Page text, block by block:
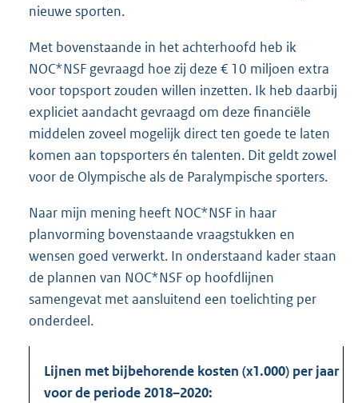
nieuwe sporten.
Met bovenstaande in het achterhoofd heb ik
NOC*NSF gevraagd hoe zij deze € 10 miljoen extra
voor topsport zouden willen inzetten. Ik heb daarbij
expliciet aandacht gevraagd om deze financiële
middelen zoveel mogelijk direct ten goede te laten
komen aan topsporters én talenten. Dit geldt zowel
voor de Olympische als de Paralympische sporters.
Naar mijn mening heeft NOC*NSF in haar
planvorming bovenstaande vraagstukken en
wensen goed verwerkt. In onderstaand kader staan
de plannen van NOC*NSF op hoofdlijnen
samengevat met aansluitend een toelichting per
onderdeel.
Lijnen met bijbehorende kosten (x1.000) per jaar
voor de periode 2018–2020: